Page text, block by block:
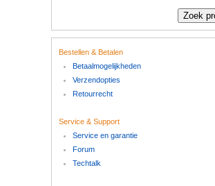
Bestellen & Betalen
Betaalmogelijkheden
Verzendopties
Retourrecht
Service & Support
Service en garantie
Forum
Techtalk